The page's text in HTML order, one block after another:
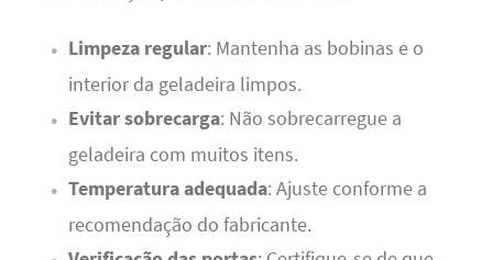
Limpeza regular: Mantenha as bobinas e o
interior da geladeira limpos.
Evitar sobrecarga: Não sobrecarregue a
geladeira com muitos itens.
Temperatura adequada: Ajuste conforme a
recomendação do fabricante.